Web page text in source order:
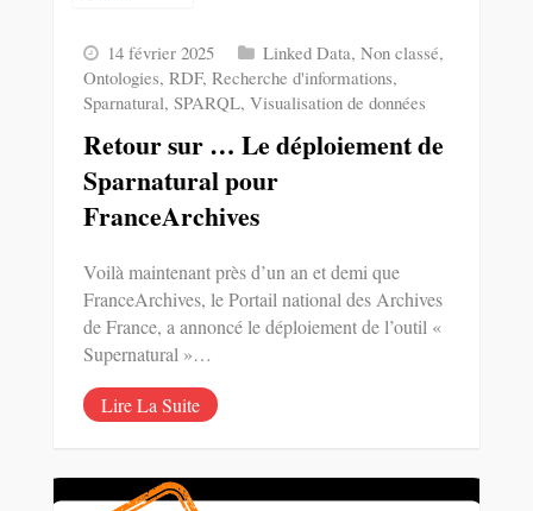
14 février 2025 Linked Data, Non classé,
Ontologies, RDF, Recherche d'informations,
Sparnatural, SPARQL, Visualisation de données
Retour sur … Le déploiement de
Sparnatural pour
FranceArchives
Voilà maintenant près d’un an et demi que
FranceArchives, le Portail national des Archives
de France, a annoncé le déploiement de l’outil «
Supernatural »…
Lire La Suite